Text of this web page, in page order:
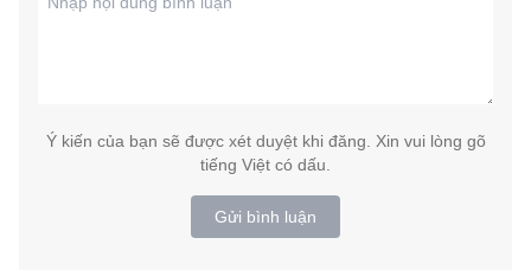
Ý kiến của bạn sẽ được xét duyệt khi đăng. Xin vui lòng gõ
tiếng Việt có dấu.
Gửi bình luận